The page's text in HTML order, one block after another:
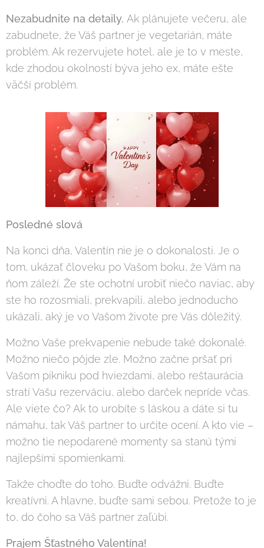
Nezabudnite na detaily. Ak plánujete večeru, ale
zabudnete, že Váš partner je vegetarián, máte
problém. Ak rezervujete hotel, ale je to v meste,
kde zhodou okolností býva jeho ex, máte ešte
väčší problém.
Posledné slová
Na konci dňa, Valentín nie je o dokonalosti. Je o
tom, ukázať človeku po Vašom boku, že Vám na
ňom záleží. Že ste ochotní urobiť niečo naviac, aby
ste ho rozosmiali, prekvapili, alebo jednoducho
ukázali, aký je vo Vašom živote pre Vás dôležitý.
Možno Vaše prekvapenie nebude také dokonalé.
Možno niečo pôjde zle. Možno začne pršať pri
Vašom pikniku pod hviezdami, alebo reštaurácia
stratí Vašu rezerváciu, alebo darček nepríde včas.
Ale viete čo? Ak to urobíte s láskou a dáte si tu
námahu, tak Váš partner to určite ocení. A kto vie –
možno tie nepodarené momenty sa stanú tými
najlepšími spomienkami.
Takže choďte do toho. Buďte odvážni. Buďte
kreatívni. A hlavne, buďte sami sebou. Pretože to je
to, do čoho sa Váš partner zaľúbi.
Prajem Šťastného Valentína!